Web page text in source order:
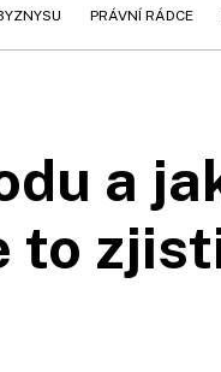
PRÁVNÍ RÁDCE
a
to